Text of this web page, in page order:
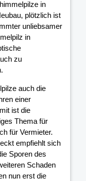
in
plötzlich ist
unliebsamer
in
zu
auch die
einer
ist die
Thema für
für Vermieter.
empfiehlt sich
Sporen des
Schaden
nun erst die